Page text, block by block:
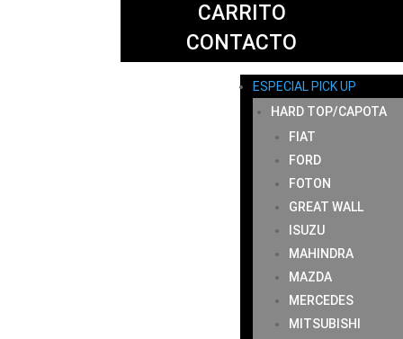
CARRITO
CONTACTO
ESPECIAL PICK UP
HARD TOP/CAPOTA
FIAT
FORD
FOTON
GREAT WALL
ISUZU
MAHINDRA
MAZDA
MERCEDES
MITSUBISHI